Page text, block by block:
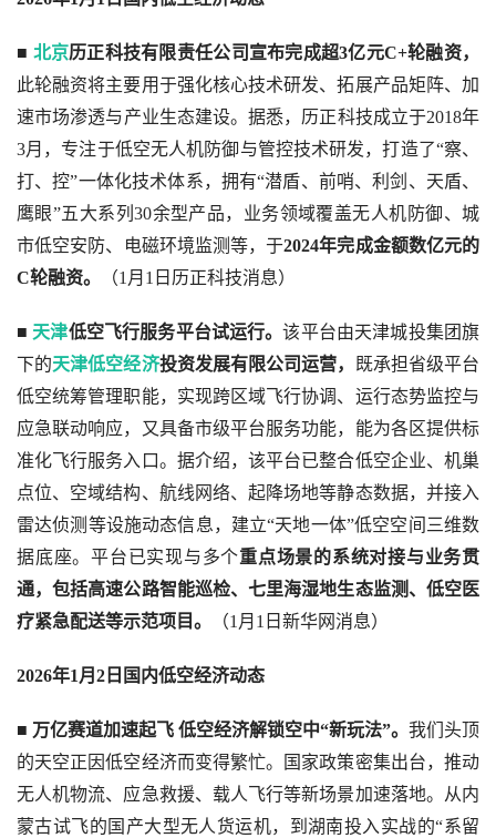
■ 北京历正科技有限责任公司宣布完成超3亿元C+轮融资，
此轮融资将主要用于强化核心技术研发、拓展产品矩阵、加
速市场渗透与产业生态建设。据悉，历正科技成立于2018年
3月，专注于低空无人机防御与管控技术研发，打造了“察、
打、控”一体化技术体系，拥有“潜盾、前哨、利剑、天盾、
鹰眼”五大系列30余型产品，业务领域覆盖无人机防御、城
市低空安防、电磁环境监测等，于2024年完成金额数亿元的
C轮融资。
（1月1日历正科技消息）
■ 天津低空飞行服务平台试运行。该平台由天津城投集团旗
下的天津低空经济投资发展有限公司运营，
既承担省级平台
低空统筹管理职能，实现跨区域飞行协调、运行态势监控与
应急联动响应，又具备市级平台服务功能，能为各区提供标
准化飞行服务入口。据介绍，该平台已整合低空企业、机巢
点位、空域结构、航线网络、起降场地等静态数据，并接入
雷达侦测等设施动态信息，建立“天地一体”低空空间三维数
据底座。平台已实现与多个重点场景的系统对接与业务贯
通，包括高速公路智能巡检、七里海湿地生态监测、低空医
疗紧急配送等示范项目。
（1月1日新华网消息）
2026年1月2日国内低空经济动态
■ 万亿赛道加速起飞 低空经济解锁空中“新玩法”。 我们头顶
的天空正因低空经济而变得繁忙。国家政策密集出台，推动
无人机物流、应急救援、载人飞行等新场景加速落地。从内
蒙古试飞的国产大型无人货运机，到湖南投入实战的“系留